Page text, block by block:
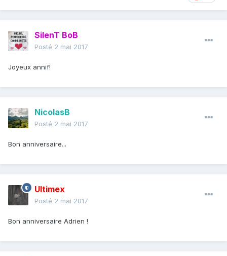
SilenT BoB
Posté 2 mai 2017
Joyeux annif!
NicolasB
Posté 2 mai 2017
Bon anniversaire...
Ultimex
Posté 2 mai 2017
Bon anniversaire Adrien !